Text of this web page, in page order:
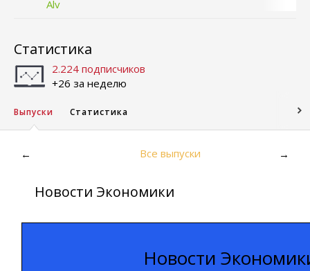
Alv
Статистика
2.224 подписчиков
+26 за неделю
Выпуски Статистика
← Все выпуски →
Новости Экономики
Новости